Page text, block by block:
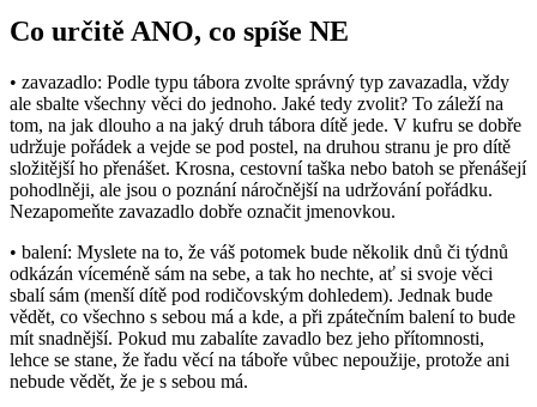
Co určitě ANO, co spíše NE
• zavazadlo: Podle typu tábora zvolte správný typ zavazadla, vždy
ale sbalte všechny věci do jednoho. Jaké tedy zvolit? To záleží na
tom, na jak dlouho a na jaký druh tábora dítě jede. V kufru se dobře
udržuje pořádek a vejde se pod postel, na druhou stranu je pro dítě
složitější ho přenášet. Krosna, cestovní taška nebo batoh se přenášejí
pohodlněji, ale jsou o poznání náročnější na udržování pořádku.
Nezapomeňte zavazadlo dobře označit jmenovkou.
• balení: Myslete na to, že váš potomek bude několik dnů či týdnů
odkázán víceméně sám na sebe, a tak ho nechte, ať si svoje věci
sbalí sám (menší dítě pod rodičovským dohledem). Jednak bude
vědět, co všechno s sebou má a kde, a při zpátečním balení to bude
mít snadnější. Pokud mu zabalíte zavadlo bez jeho přítomnosti,
lehce se stane, že řadu věcí na táboře vůbec nepoužije, protože ani
nebude vědět, že je s sebou má.